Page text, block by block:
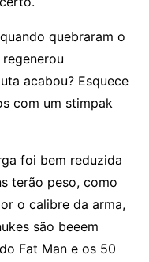
quebraram o
acabou? Esquece
com um stimpak
foi bem reduzida
terão peso, como
o calibre da arma,
são beeem
Fat Man e os 50